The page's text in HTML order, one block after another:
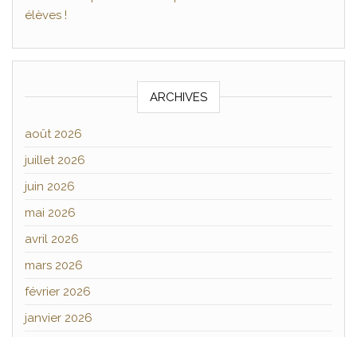
élèves !
ARCHIVES
août 2026
juillet 2026
juin 2026
mai 2026
avril 2026
mars 2026
février 2026
janvier 2026